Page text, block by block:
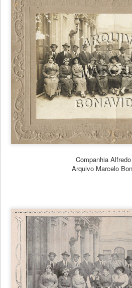
Companhia
Arquivo Marcelo